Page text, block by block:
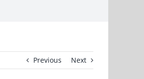
Previous Next